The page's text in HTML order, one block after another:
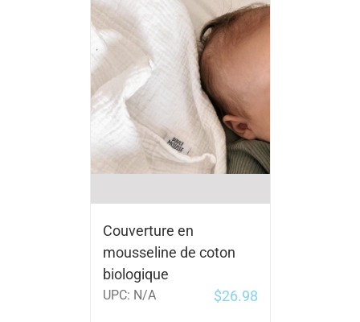
Couverture en
mousseline de coton
biologique
UPC: N/A $26.98